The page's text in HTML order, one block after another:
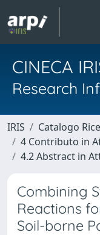
CINECA
Research
IRIS
Catalogo
4 Contributo in
4.2 Abstract in
Combining
Reactions
Soil-borne